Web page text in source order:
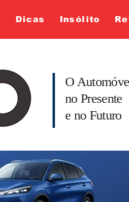
Dicas Insólito
O
no Presente
e no Futuro